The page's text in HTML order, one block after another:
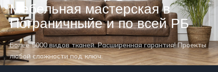
Мебельная мастерская в
Пограничныйе и по всей РБ
Более 5000 видов тканей. Расширенная гарантия! Проекты
любой сложности под ключ.